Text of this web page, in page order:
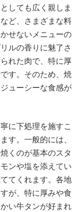
しても広く親しま
ど、さまざまな料
せないメニューの
ルの香りに魅了さ
れた肉で、特に厚
す。そのため、焼
ューシーな食感が
に下処理を施すこ
す。一般的には、
くのが基本のスタ
ンや塩を添えてい
てくれます。各地
が、特に厚みや食
い牛タンが好まれ